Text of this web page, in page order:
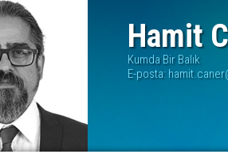
Hamit
Kumda Bir Balık
E-posta: